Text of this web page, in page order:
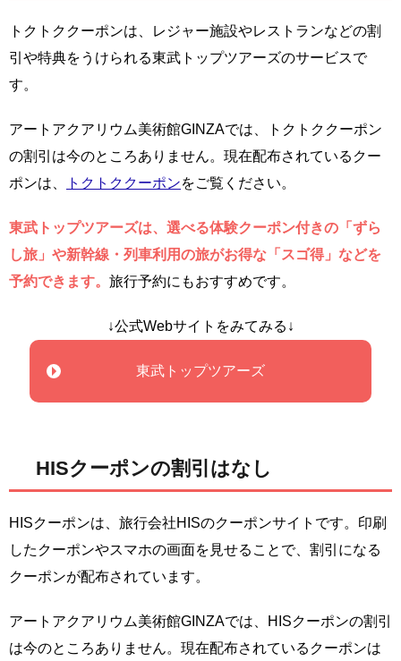
トクトククーポンは、レジャー施設やレストランなどの割
引や特典をうけられる東武トップツアーズのサービスで
す。
アートアクアリウム美術館GINZAでは、トクトククーポン
の割引は今のところありません。現在配布されているクー
ポンは、
トクトククーポンをご覧ください。
東武トップツアーズは、選べる体験クーポン付きの「ずら
し旅」や新幹線・列車利用の旅がお得な「スゴ得」などを
予約できます。 旅行予約にもおすすめです。
↓公式Webサイトをみてみる↓
東武トップツアーズ
HISクーポンの割引はなし
HISクーポンは、旅行会社HISのクーポンサイトです。印刷
したクーポンやスマホの画面を見せることで、割引になる
クーポンが配布されています。
アートアクアリウム美術館GINZAでは、HISクーポンの割引
は今のところありません。現在配布されているクーポンは